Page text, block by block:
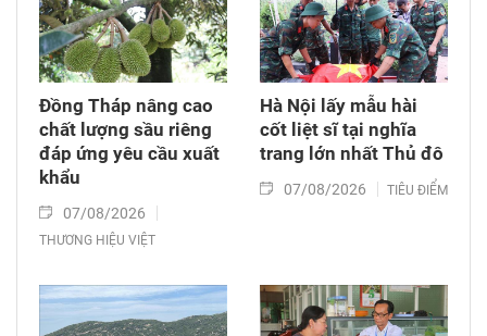
Đồng Tháp nâng cao
chất lượng sầu riêng
đáp ứng yêu cầu xuất
khẩu
07/08/2026
THƯƠNG HIỆU VIỆT
Hà Nội lấy mẫu hài
cốt liệt sĩ tại nghĩa
trang lớn nhất Thủ đô
07/08/2026 TIÊU ĐIỂM